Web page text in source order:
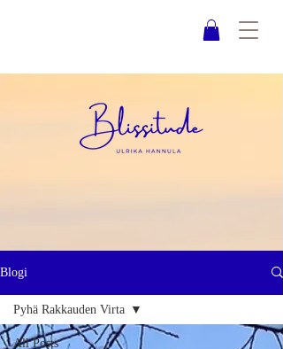
Blogi
All Posts
Pyhä Rakkauden Virta